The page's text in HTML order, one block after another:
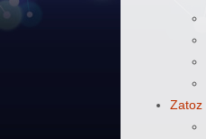
Zatoz